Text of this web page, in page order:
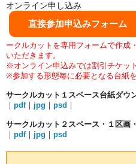
オンライン申し込み
直接参加申込みフォーム
ークルカットを専用フォームで作成
いただきます。
※オンライン申込みでは割引チケッ
※参加する形態毎に必要となる台紙
サークルカット１スペース台紙ダウ
｜ pdf｜ jpg ｜ psd ｜
サークルカット２スペース・１区画
｜ pdf｜ jpg ｜ psd